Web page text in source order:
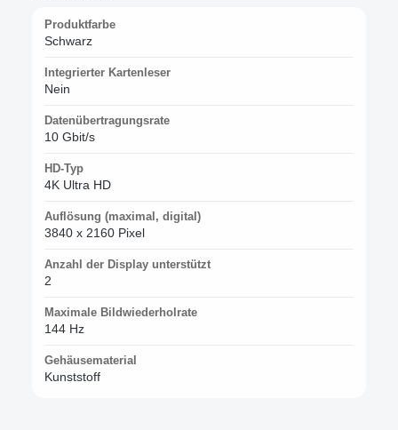
Produktfarbe
Schwarz
Integrierter Kartenleser
Nein
Datenübertragungsrate
10 Gbit/s
HD-Typ
4K Ultra HD
Auflösung (maximal, digital)
3840 x 2160 Pixel
Anzahl der Display unterstützt
2
Maximale Bildwiederholrate
144 Hz
Gehäusematerial
Kunststoff